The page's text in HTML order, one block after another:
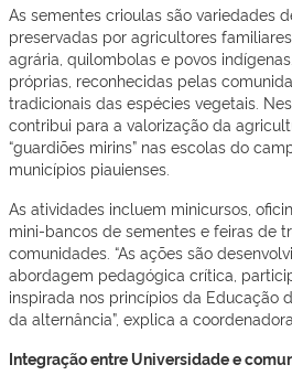
As sementes crioulas são variedades
preservadas por agricultores
agrária, quilombolas e povos
próprias, reconhecidas pelas
tradicionais das espécies vegetais.
contribui para a valorização da
“guardiões mirins” nas escolas do
municípios piauienses.
As atividades incluem minicursos,
mini-bancos de sementes e feiras de
comunidades. “As ações são
abordagem pedagógica crítica,
inspirada nos princípios da Educação
da alternância”, explica a coordenadora.
Integração entre Universidade e